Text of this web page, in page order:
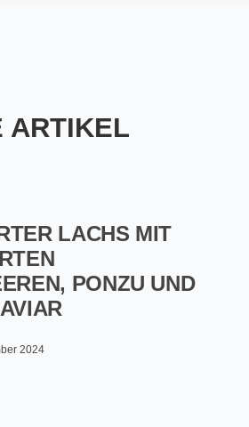
ARTIKEL
LACHS MIT
PONZU UND
2024